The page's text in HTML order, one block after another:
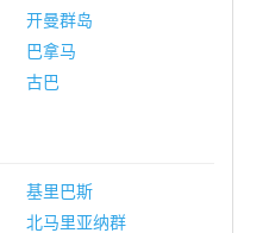
开曼群岛
巴拿马
古巴
基里巴斯
北马里亚纳群